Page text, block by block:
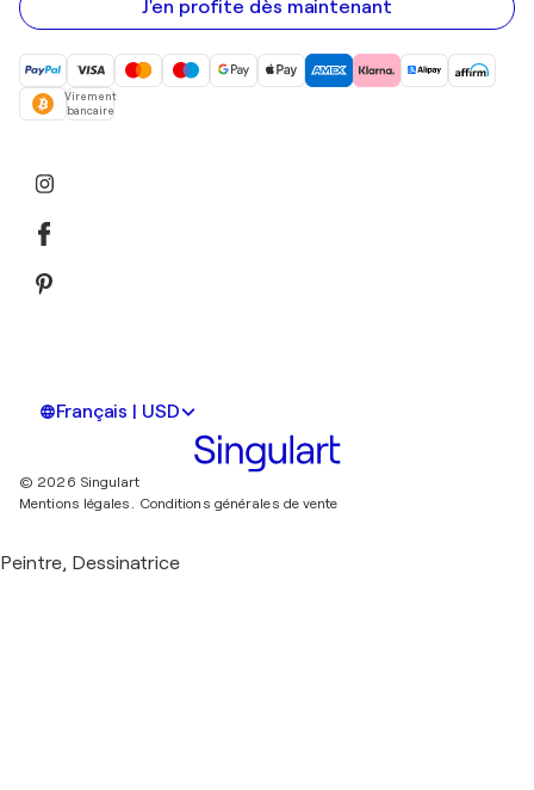
mail
J'en profite dès maintenant
Virement
bancaire
Français | USD
© 2026 Singulart
Mentions légales.
Conditions générales de vente
Peintre, Dessinatrice